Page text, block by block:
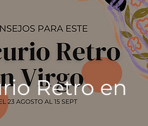
Retro en